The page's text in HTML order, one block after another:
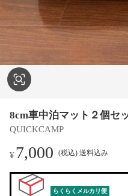
8cm車中泊マット２個セ
QUICKCAMP
¥7,000 (税込) 送料込み
らくらくメルカリ便